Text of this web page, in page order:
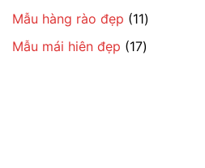
sản
phẩm
Mẫu hàng rào đẹp 1111
sản
phẩm
Mẫu mái hiên đẹp 1717